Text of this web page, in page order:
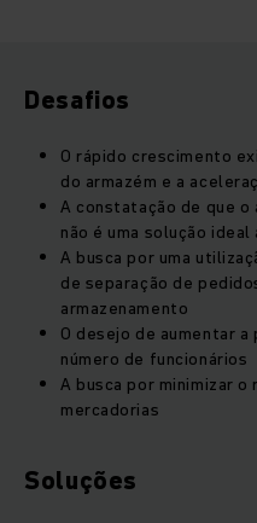
Desafios
O rápido crescimento
do armazém e a
A constatação de que
não é uma solução
A busca por uma
de separação de
armazenamento
O desejo de aumentar
número de funcionários
A busca por minimizar
mercadorias
Soluções